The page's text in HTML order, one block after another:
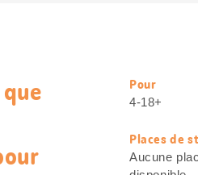
utiles
Pour
4-18+
Places de
Aucune